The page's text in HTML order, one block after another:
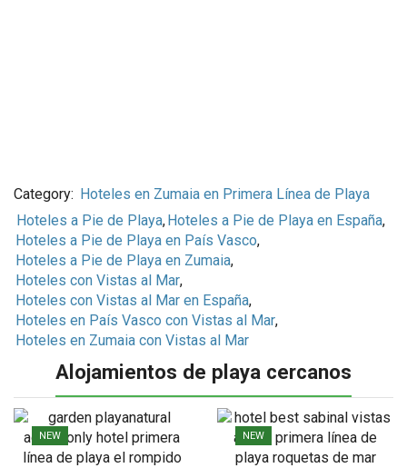
Category: Hoteles en Zumaia en Primera Línea de Playa
Hoteles a Pie de Playa,Hoteles a Pie de Playa en España,
Hoteles a Pie de Playa en País Vasco,
Hoteles a Pie de Playa en Zumaia,
Hoteles con Vistas al Mar,
Hoteles con Vistas al Mar en España,
Hoteles en País Vasco con Vistas al Mar,
Hoteles en Zumaia con Vistas al Mar
Alojamientos de playa cercanos
NEW NEW